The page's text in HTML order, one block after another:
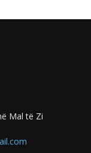
Mal të Zi